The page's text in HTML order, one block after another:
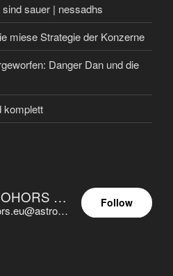
sauer | nessadhs
miese Strategie der Konzerne
Danger Dan und die
komplett
ASTROCOHORS EUNOIA ULTIMA
@astrocohors.eu@astrocohors.eu
Follow